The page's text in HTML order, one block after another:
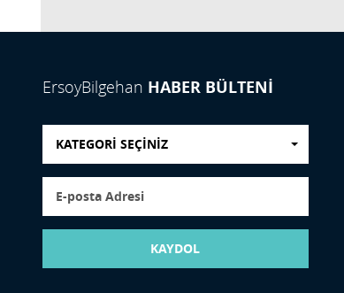
ErsoyBilgehan HABER BÜLTENİ
KATEGORİ SEÇİNİZ
KAYDOL